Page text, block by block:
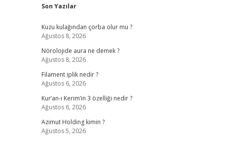
Sidebar
Son Yazılar
Kuzu kulağından çorba olur mu ?
Ağustos 8, 2026
Nörolojide aura ne demek ?
Ağustos 8, 2026
Filament iplik nedir ?
Ağustos 6, 2026
Kur’an-ı Kerim’in 3 özelliği nedir ?
Ağustos 6, 2026
Azimut Holding kimin ?
Ağustos 5, 2026
vdcasino güncel giriş